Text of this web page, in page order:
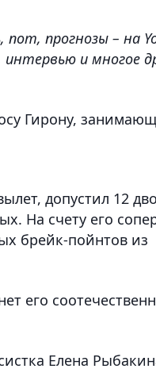
пот, прогнозы – на
и многое
Гирону,
допустил 12
На счету его
брейк-пойнтов из
его
Елена